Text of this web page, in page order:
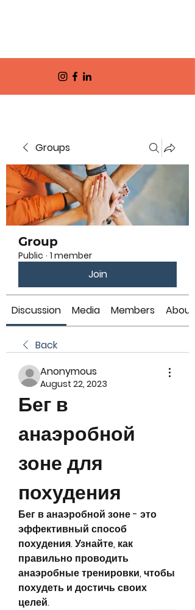
Groups
Group
Public · 1 member
Join
Discussion Media Members About
Back
Anonymous
August 22, 2023
Бег в
анаэробной
зоне для
похудения
Бег в анаэробной зоне - это
эффективный способ
похудения. Узнайте, как
правильно проводить
анаэробные тренировки, чтобы
похудеть и достичь своих
целей.